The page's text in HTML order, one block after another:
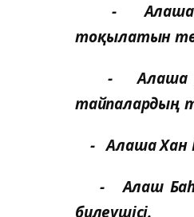
- Алаша —
тоқылатын
- Алаша
тайпалардың
- Алаша Хан
- Алаш
билеушісі.